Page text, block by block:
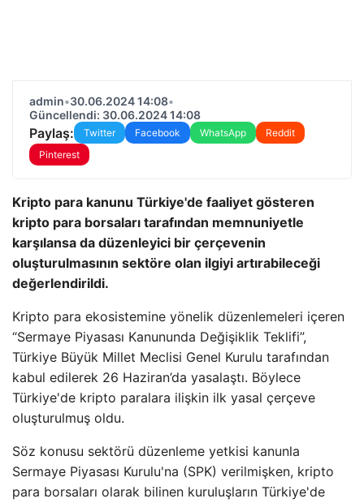
admin•30.06.2024 14:08•
Güncellendi: 30.06.2024 14:08
Paylaş: Twitter Facebook WhatsApp
Reddit
Pinterest
Kripto para kanunu Türkiye'de faaliyet gösteren
kripto para borsaları tarafından memnuniyetle
karşılansa da düzenleyici bir çerçevenin
oluşturulmasının sektöre olan ilgiyi artırabileceği
değerlendirildi.
Kripto para ekosistemine yönelik düzenlemeleri içeren
“Sermaye Piyasası Kanununda Değişiklik Teklifi”,
Türkiye Büyük Millet Meclisi Genel Kurulu tarafından
kabul edilerek 26 Haziran’da yasalaştı. Böylece
Türkiye'de kripto paralara ilişkin ilk yasal çerçeve
oluşturulmuş oldu.
Söz konusu sektörü düzenleme yetkisi kanunla
Sermaye Piyasası Kurulu'na (SPK) verilmişken, kripto
para borsaları olarak bilinen kuruluşların Türkiye'de